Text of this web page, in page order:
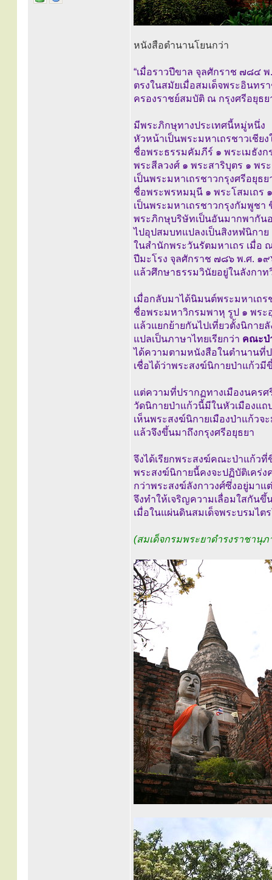
หนังสือตำนานโยนกว่า
“เมื่อราวปีขาล จุลศักราช ๗๘๔
ตรงในสมัยเมื่อสมเด็จพระอินทร
ครองราชย์สมบัติ ณ กรุงศรีอยุธย
มีพระภิกษุทางประเทศนี้หมู่หนึ่ง
หัวหน้าเป็นพระมหาเถรชาวเชีย
ชื่อพระธรรมคัมภีร์ ๑ พระเมธัง
พระสีลวงศ์ ๑ พระสาริบุตร ๑ พร
เป็นพระมหาเถรชาวกรุงศรีอยุธย
ชื่อพระพรหมมุนี ๑ พระโสมเถร ๑
เป็นพระมหาเถรชาวกรุงกัมพูช
พระภิกษุบริษัทเป็นอันมากพากัน
ไปอุปสมบทแปลงเป็นสิงหฬนิกา
ในสำนักพระวันรัตมหาเถร เมื่อ
ปีมะโรง จุลศักราช ๗๘๖ พ.ศ. ๑
แล้วศึกษาธรรมวินัยอยู่ในลังกาท
เมื่อกลับมาได้นิมนต์พระมหาเถร
ชื่อพระมหาวิกรมพาหุ รูป ๑ พร
แล้วแยกย้ายกันไปเที่ยวตั้งนิกาย
แปลเป็นภาษาไทยเรียกว่า คณะป่
ได้ความตามหนังสือในตำนานที่ป
เชื่อได้ว่าพระสงฆ์นิกายป่าแก้วมี
แต่ความที่ปรากฏทางเมืองนคร
วัดนิกายป่าแก้วนี้มีในหัวเมืองแ
เห็นพระสงฆ์นิกายเมืองป่าแก้วจ
แล้วจึงขึ้นมาถึงกรุงศรีอยุธยา
จึงได้เรียกพระสงฆ์คณะป่าแก้ว
พระสงฆ์นิกายนี้คงจะปฏิบัติเคร่ง
กว่าพระสงฆ์ลังกาวงศ์ซึ่งอยู่มาแ
จึงทำให้เจริญความเลื่อมใสกันขึ้
เมื่อในแผ่นดินสมเด็จพระบรมไต
(สมเด็จกรมพระยาดำรงราชานุ